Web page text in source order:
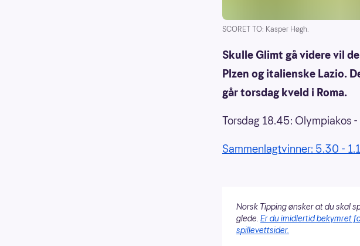
SCORET TO: Kasper Høgh.
Skulle Glimt gå videre vil
Plzen og italienske Lazio.
går torsdag kveld i Roma.
Torsdag 18.45: Olympiakos
Sammenlagtvinner: 5.30 -
Norsk Tipping ønsker at du skal
glede. Er du imidlertid bekymret
spillevettsider.